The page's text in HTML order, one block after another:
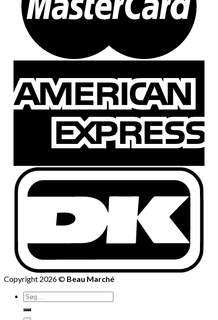
Copyright 2026 © Beau Marché
Søg
efter: